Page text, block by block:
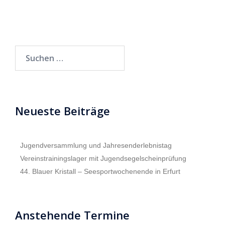
nach:
Neueste Beiträge
Jugendversammlung und Jahresenderlebnistag
Vereinstrainingslager mit Jugendsegelscheinprüfung
44. Blauer Kristall – Seesportwochenende in Erfurt
Anstehende Termine